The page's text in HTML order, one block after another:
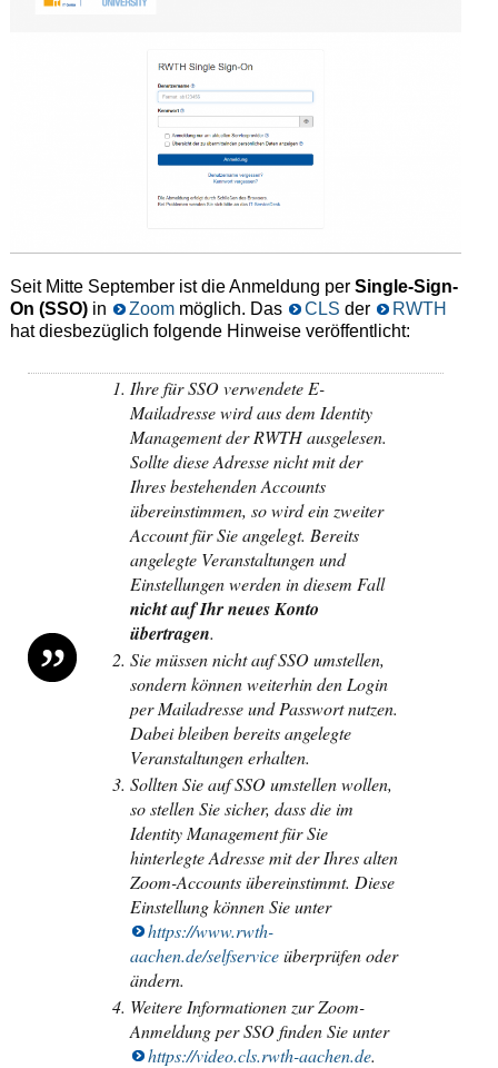
Seit Mitte September ist die Anmeldung per Single-Sign-
On (SSO)in Zoommöglich. Das CLS der
RWTH
hat diesbezüglich folgende Hinweise veröffentlicht:
Ihre für SSO verwendete E-
Mailadresse wird aus dem Identity
Management der RWTH ausgelesen.
Sollte diese Adresse nicht mit der
Ihres bestehenden Accounts
übereinstimmen, so wird ein zweiter
Account für Sie angelegt. Bereits
angelegte Veranstaltungen und
Einstellungen werden in diesem Fall
nicht auf Ihr neues Konto
übertragen.
Sie müssen nicht auf SSO umstellen,
sondern können weiterhin den Login
per Mailadresse und Passwort nutzen.
Dabei bleiben bereits angelegte
Veranstaltungen erhalten.
Sollten Sie auf SSO umstellen wollen,
so stellen Sie sicher, dass die im
Identity Management für Sie
hinterlegte Adresse mit der Ihres alten
Zoom-Accounts übereinstimmt. Diese
Einstellung können Sie unter
https://www.rwth-
aachen.de/selfserviceüberprüfen oder
ändern.
Weitere Informationen zur Zoom-
Anmeldung per SSO finden Sie unter
https://video.cls.rwth-aachen.de.